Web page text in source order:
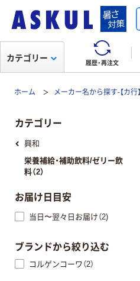
履歴・再注文
カテゴリー
ホーム メーカー名から探す-【カ行】
カテゴリー
興和
栄養補給・補助飲料/ゼリー飲
料（2）
お届け日目安
当日〜翌々日お届け（2)
ブランドから絞り込む
コルゲンコーワ（2）